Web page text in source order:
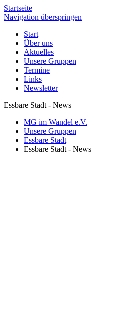
Startseite
Navigation überspringen
Start
Über uns
Aktuelles
Unsere Gruppen
Termine
Links
Newsletter
Essbare Stadt - News
MG im Wandel e.V.
Unsere Gruppen
Essbare Stadt
Essbare Stadt - News